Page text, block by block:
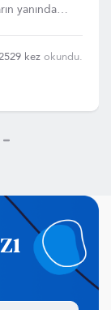
yanında
kez okundu.